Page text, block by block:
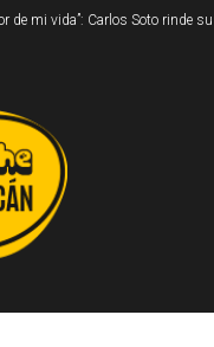
de mi vida”: Carlos Soto rinde su